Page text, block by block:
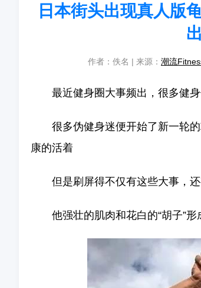
日本街头出现真人版
作者：佚名 | 来源： 潮流
最近健身圈大事频出，很多健
很多伪健身迷便开始了新一轮
康的活着
但是刷屏得不仅有这些大事，
他强壮的肌肉和花白的“胡子”